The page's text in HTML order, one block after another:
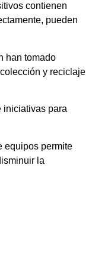
contienen
pueden
han tomado
y reciclaje
iniciativas para
equipos permite
la